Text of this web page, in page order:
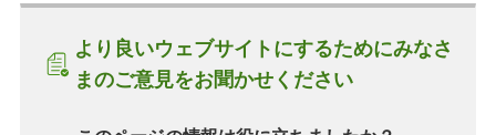
より良いウェブサイトにするためにみなさ
まのご意見をお聞かせください